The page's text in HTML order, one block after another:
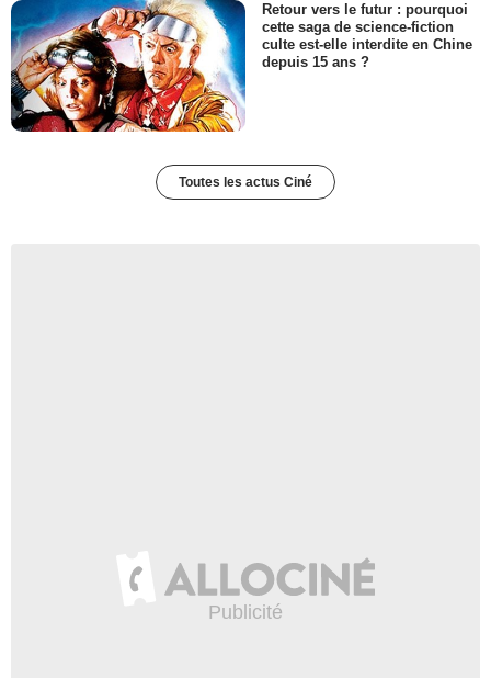
Retour vers le futur : pourquoi
cette saga de science-fiction
culte est-elle interdite en Chine
depuis 15 ans ?
Toutes les actus Ciné